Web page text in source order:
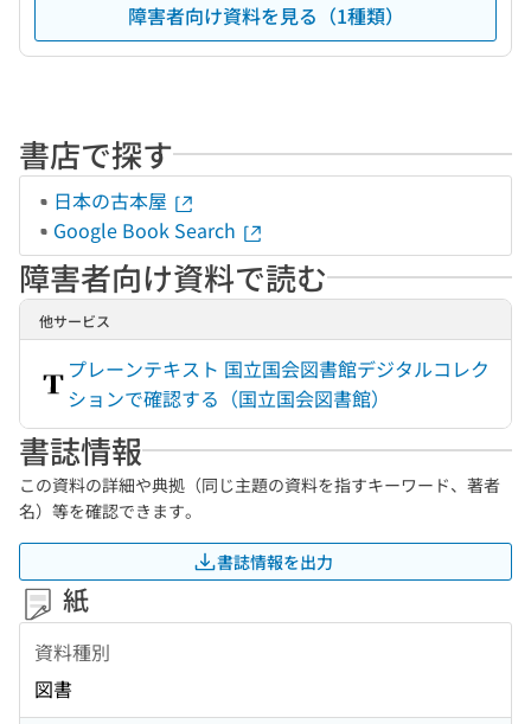
障害者向け資料を見る（1種類）
書店で探す
日本の古本屋
Google Book Search
障害者向け資料で読む
他サービス
プレーンテキスト 国立国会図書館デジタルコレク
ションで確認する（国立国会図書館）
書誌情報
この資料の詳細や典拠（同じ主題の資料を指すキーワード、著者
名）等を確認できます。
書誌情報を出力
紙
資料種別
図書